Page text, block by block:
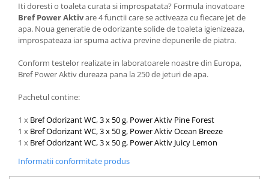
Iti doresti o toaleta curata si improspatata? Formula inovatoare
Bref Power Aktivare 4 functii care se activeaza cu fiecare jet de
apa. Noua generatie de odorizante solide de toaleta igienizeaza,
improspateaza iar spuma activa previne depunerile de piatra.
Conform testelor realizate in laboratoarele noastre din Europa,
Bref Power Aktiv dureaza pana la 250 de jeturi de apa.
Pachetul contine:
1 x Bref Odorizant WC, 3 x 50 g, Power Aktiv Pine Forest
1 x Bref Odorizant WC, 3 x 50 g, Power Aktiv Ocean Breeze
1 x Bref Odorizant WC, 3 x 50 g, Power Aktiv Juicy Lemon
Informatii conformitate produs